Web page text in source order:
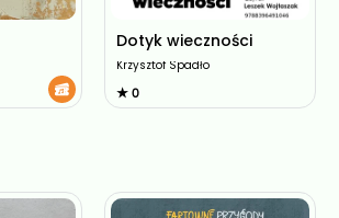
Dotyk wieczności
Krzysztof Spadło
★ 0